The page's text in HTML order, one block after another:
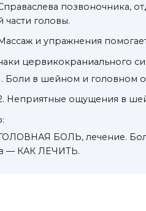
позвоночника,
части головы.
и упражнения
цервикокраниального
Боли в шейном и головном
Неприятные ощущения в
БОЛЬ, лечение.
— КАК ЛЕЧИТЬ.